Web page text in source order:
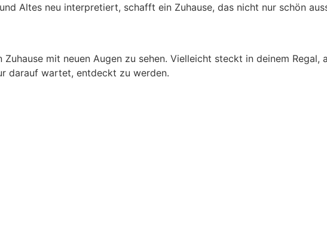
Altes neu interpretiert, schafft ein Zuhause, das nicht nur schön
Zuhause mit neuen Augen zu sehen. Vielleicht steckt in deinem Regal,
darauf wartet, entdeckt zu werden.